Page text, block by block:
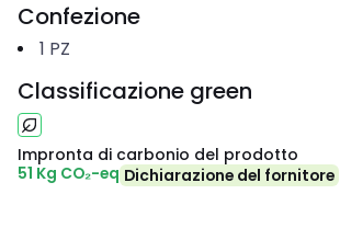
Confezione
1 PZ
Classificazione green
Impronta di carbonio del prodotto
51 Kg CO₂-eq Dichiarazione del fornitore